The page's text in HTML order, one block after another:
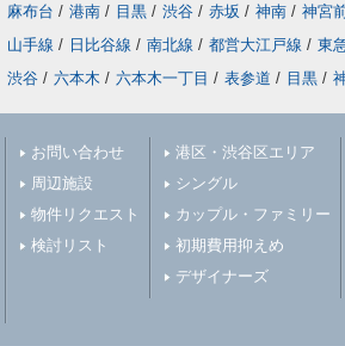
麻布台 / 港南 / 目黒 / 渋谷 / 赤坂 / 神南 / 神宮
山手線 / 日比谷線 / 南北線 / 都営大江戸線 / 東
渋谷 / 六本木 / 六本木一丁目 / 表参道 / 目黒 /
お問い合わせ
周辺施設
物件リクエスト
検討リスト
港区・渋谷区エリア
シングル
カップル・ファミリー
初期費用抑えめ
デザイナーズ